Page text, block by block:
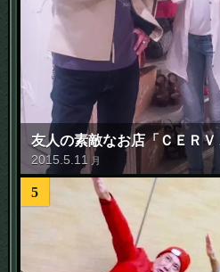
友人の素敵なお店「ＣＥＲＶ
2015.5.11 月
5